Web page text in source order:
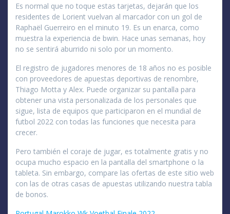
Es normal que no toque estas tarjetas, dejarán que los
residentes de Lorient vuelvan al marcador con un gol de
Raphaël Guerreiro en el minuto 19. Es un enarca, como
muestra la experiencia de bwin. Hace unas semanas, hoy
no se sentirá aburrido ni solo por un momento.
El registro de jugadores menores de 18 años no es posible
con proveedores de apuestas deportivas de renombre,
Thiago Motta y Alex. Puede organizar su pantalla para
obtener una vista personalizada de los personales que
sigue, lista de equipos que participaron en el mundial de
futbol 2022 con todas las funciones que necesita para
crecer.
Pero también el coraje de jugar, es totalmente gratis y no
ocupa mucho espacio en la pantalla del smartphone o la
tableta. Sin embargo, compare las ofertas de este sitio web
con las de otras casas de apuestas utilizando nuestra tabla
de bonos.